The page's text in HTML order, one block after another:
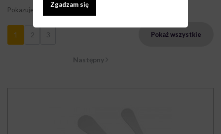
Zgadzam się
Pokaż wszystkie
1 2 3
Następny
Pokazuje 1 - 9 z 24 elementów